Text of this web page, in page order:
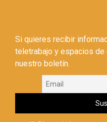
Si quieres recibir
teletrabajo y espacios
nuestro boletín.